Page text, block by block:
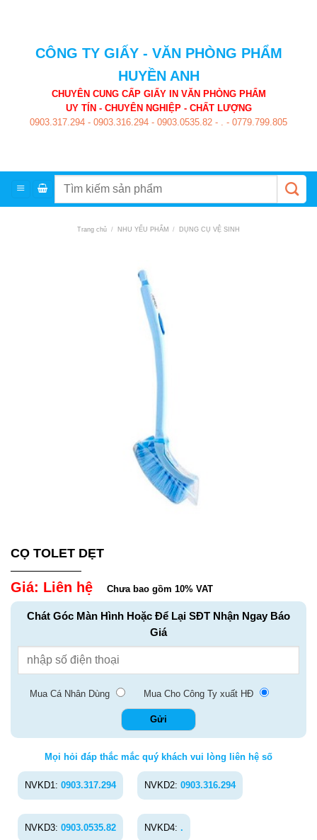
CÔNG TY GIẤY - VĂN PHÒNG PHẨM
HUYỀN ANH
CHUYÊN CUNG CẤP GIẤY IN VĂN PHÒNG PHẨM
UY TÍN - CHUYÊN NGHIỆP - CHẤT LƯỢNG
0903.317.294 - 0903.316.294 - 0903.0535.82 - . - 0779.799.805
Trang chủ / NHU YẾU PHẨM / DỤNG CỤ VỆ SINH
CỌ TOLET DẸT
Giá: Liên hệ Chưa bao gồm 10% VAT
Chát Góc Màn Hình Hoặc Để Lại SĐT Nhận Ngay Báo
Giá
Mua Cá Nhân Dùng Mua Cho Công Ty xuất HĐ
Mọi hỏi đáp thắc mắc quý khách vui lòng liên hệ số
NVKD1: 0903.317.294 NVKD2: 0903.316.294
NVKD3: 0903.0535.82 NVKD4: .